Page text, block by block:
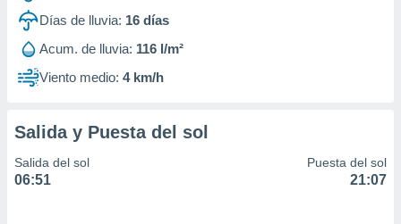
Días de lluvia: 16 días
Acum. de lluvia: 116 l/m²
Viento medio: 4 km/h
Salida y Puesta del sol
Salida del sol
06:51
Puesta del sol
21:07